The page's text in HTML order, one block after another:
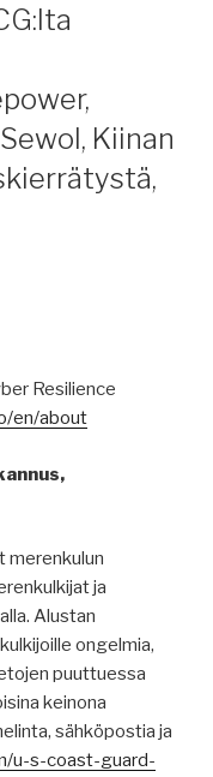
Kiinan
Resilience
en/about
merenkulun
ja
Alustan
ongelmia,
puuttuessa
keinona
sähköpostia ja
u-s-coast-guard-